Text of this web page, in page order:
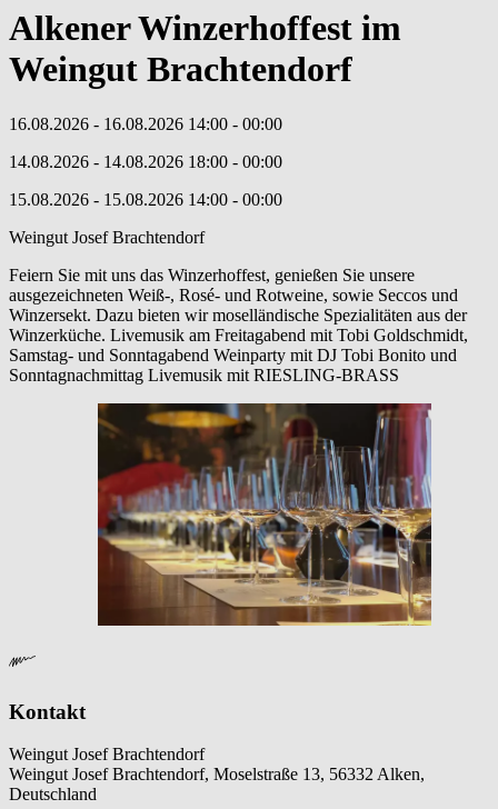
Alkener Winzerhoffest im
Weingut Brachtendorf
16.08.2026 - 16.08.2026 14:00 - 00:00
14.08.2026 - 14.08.2026 18:00 - 00:00
15.08.2026 - 15.08.2026 14:00 - 00:00
Weingut Josef Brachtendorf
Feiern Sie mit uns das Winzerhoffest, genießen Sie unsere
ausgezeichneten Weiß-, Rosé- und Rotweine, sowie Seccos und
Winzersekt. Dazu bieten wir moselländische Spezialitäten aus der
Winzerküche. Livemusik am Freitagabend mit Tobi Goldschmidt,
Samstag- und Sonntagabend Weinparty mit DJ Tobi Bonito und
Sonntagnachmittag Livemusik mit RIESLING-BRASS
Kontakt
Weingut Josef Brachtendorf
Weingut Josef Brachtendorf, Moselstraße 13, 56332 Alken,
Deutschland